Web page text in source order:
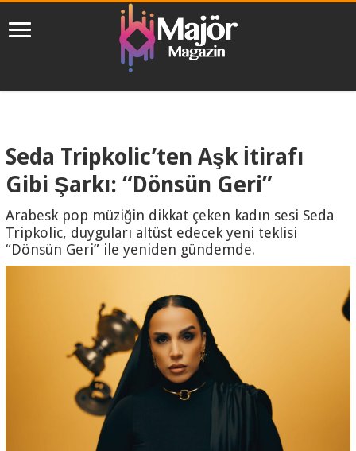
Seda Tripkolic’ten Aşk İtirafı
Gibi Şarkı: “Dönsün Geri”
Arabesk pop müziğin dikkat çeken kadın sesi Seda
Tripkolic, duyguları altüst edecek yeni teklisi
“Dönsün Geri” ile yeniden gündemde.